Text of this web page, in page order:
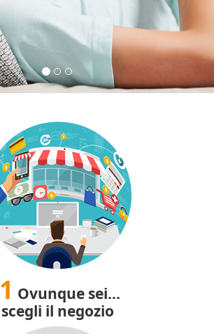
1 Ovunque sei...
scegli il negozio